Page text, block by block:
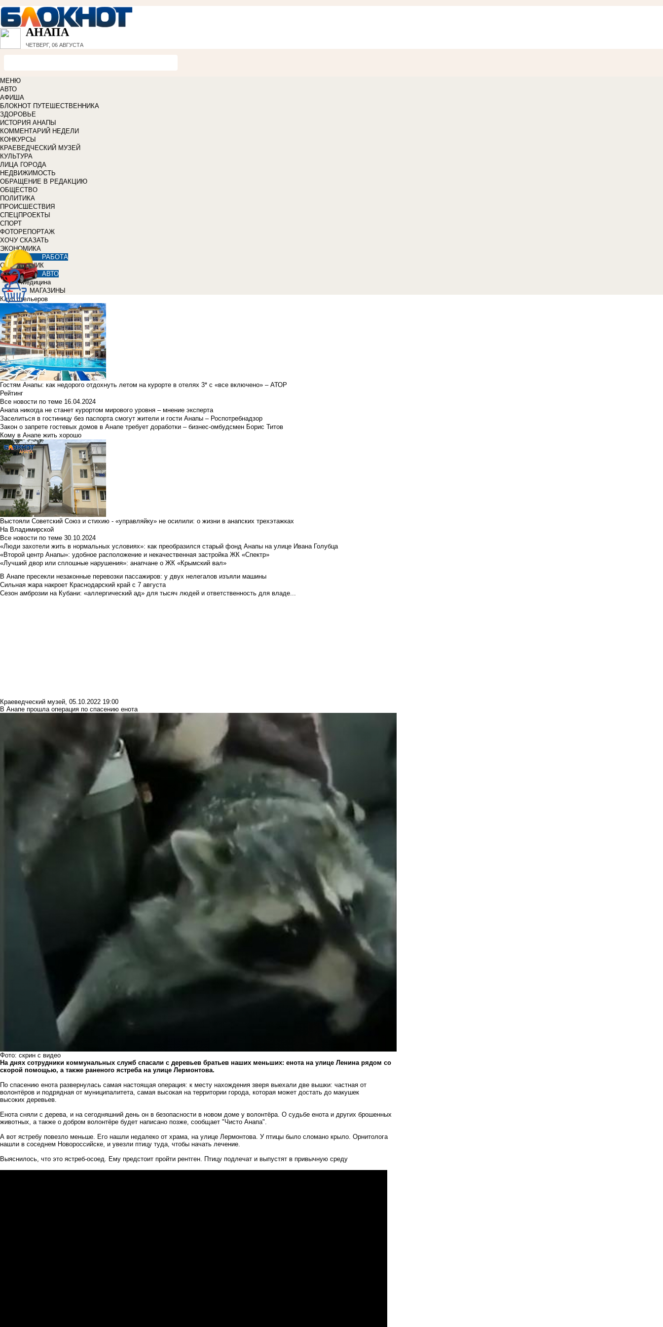
АНАПА
ЧЕТВЕРГ, 06 АВГУСТА
МЕНЮ
АВТО
АФИША
БЛОКНОТ ПУТЕШЕСТВЕННИКА
ЗДОРОВЬЕ
ИСТОРИЯ АНАПЫ
КОММЕНТАРИЙ НЕДЕЛИ
КОНКУРСЫ
КРАЕВЕДЧЕСКИЙ МУЗЕЙ
КУЛЬТУРА
ЛИЦА ГОРОДА
НЕДВИЖИМОСТЬ
ОБРАЩЕНИЕ В РЕДАКЦИЮ
ОБЩЕСТВО
ПОЛИТИКА
ПРОИСШЕСТВИЯ
СПЕЦПРОЕКТЫ
СПОРТ
ФОТОРЕПОРТАЖ
ХОЧУ СКАЗАТЬ
ЭКОНОМИКА
РАБОТА
СПРАВОЧНИК
АВТО
Медицина
МАГАЗИНЫ
Клуб отельеров
Гостям Анапы: как недорого отдохнуть летом на курорте в отелях 3* с «все включено» – АТОР
Рейтинг
Все новости по теме 16.04.2024
Анапа никогда не станет курортом мирового уровня – мнение эксперта
Заселиться в гостиницу без паспорта смогут жители и гости Анапы – Роспотребнадзор
Закон о запрете гостевых домов в Анапе требует доработки – бизнес-омбудсмен Борис Титов
Кому в Анапе жить хорошо
Выстояли Советский Союз и стихию - «управляйку» не осилили: о жизни в анапских трехэтажках
На Владимирской
Все новости по теме 30.10.2024
«Люди захотели жить в нормальных условиях»: как преобразился старый фонд Анапы на улице Ивана Голубца
«Второй центр Анапы»: удобное расположение и некачественная застройка ЖК «Спектр»
«Лучший двор или сплошные нарушения»: анапчане о ЖК «Крымский вал»
В Анапе пресекли незаконные перевозки пассажиров: у двух нелегалов изъяли машины
Сильная жара накроет Краснодарский край с 7 августа
Сезон амброзии на Кубани: «аллергический ад» для тысяч людей и ответственность для владе...
Краеведческий музей, 05.10.2022 19:00
В Анапе прошла операция по спасению енота
Фото: скрин с видео
На днях сотрудники коммунальных служб спасали с деревьев братьев наших меньших: енота на улице Ленина рядом со
скорой помощью, а также раненого ястреба на улице Лермонтова.
По спасению енота развернулась самая настоящая операция: к месту нахождения зверя выехали две вышки: частная от
волонтёров и подрядная от муниципалитета, самая высокая на территории города, которая может достать до макушек
высоких деревьев.
Енота сняли с дерева, и на сегодняшний день он в безопасности в новом доме у волонтёра. О судьбе енота и других брошенных
животных, а также о добром волонтёре будет написано позже, сообщает "Чисто Анапа".
А вот ястребу повезло меньше. Его нашли недалеко от храма, на улице Лермонтова. У птицы было сломано крыло. Орнитолога
нашли в соседнем Новороссийске, и увезли птицу туда, чтобы начать лечение.
Выяснилось, что это ястреб-осоед. Ему предстоит пройти рентген. Птицу подлечат и выпустят в привычную среду